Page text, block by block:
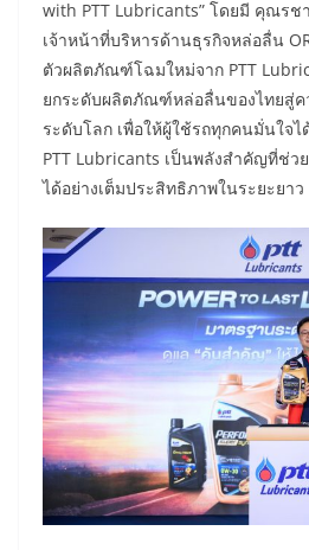
with PTT Lubricants” โดยมี คุณรช
เจ้าหน้าที่บริหารด้านธุรกิจหล่อลื่น
ตัวผลิตภัณฑ์โฉมใหม่จาก PTT
ยกระดับผลิตภัณฑ์หล่อลื่นของไทยสู่ค
ระดับโลก เพื่อให้ผู้ใช้รถทุกคนมั่นใจ
PTT Lubricants เป็นพลังสำคัญที่ช่ว
ได้อย่างเต็มประสิทธิภาพในระยะยาว